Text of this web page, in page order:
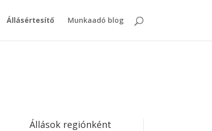
Állásértesítő Munkaadó blog
Állások regiónként